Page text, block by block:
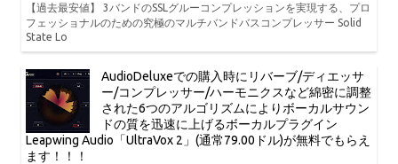
【過去最安値】 3バンドのSSLグルーコンプレッションを実現する、プロ
フェッショナルのための究極のマルチバンドバスコンプレッサー Solid
State Lo
AudioDeluxeでの購入時にリバーブ/ディエッサ
ー/コンプレッサー/ハーモニクスなど綿密に調整
された6つのアルゴリズムによりボーカルサウン
ドの質を迅速に上げるボーカルプラグイン
Leapwing Audio「UltraVox 2」(通常79.00ドル)が無料でもらえ
ます！！！